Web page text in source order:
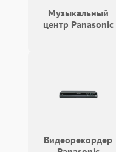
Музыкальный
центр Panasonic
Видеорекордер